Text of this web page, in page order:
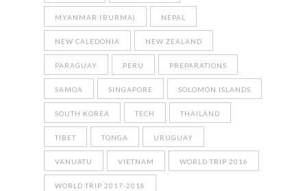
MYANMAR (BURMA) NEPAL
NEW CALEDONIA NEW ZEALAND
PARAGUAY PERU PREPARATIONS
SAMOA SINGAPORE SOLOMON ISLANDS
SOUTH KOREA TECH THAILAND
TIBET TONGA URUGUAY
VANUATU VIETNAM WORLD TRIP 2016
WORLD TRIP 2017-2018